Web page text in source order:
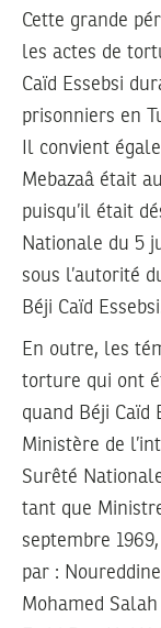
Cette grande
les actes de
Caïd Essebsi
prisonniers en
Il convient
Mebazaâ était
puisqu’il était
Nationale du 5
sous l’autorité
Béji Caïd
En outre, les
torture qui ont
quand Béji Caïd
Ministère de
Surêté
tant que
septembre
par :
Mohamed